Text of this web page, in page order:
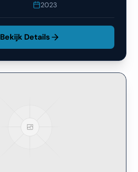
2023
Bekijk Details